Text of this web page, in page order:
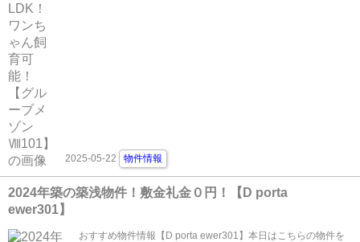
2025-05-22 物件情報
2024年築の築浅物件！敷金礼金０円！【D porta
ewer301】
おすすめ物件情報【D porta ewer301】本日はこちらの物件を